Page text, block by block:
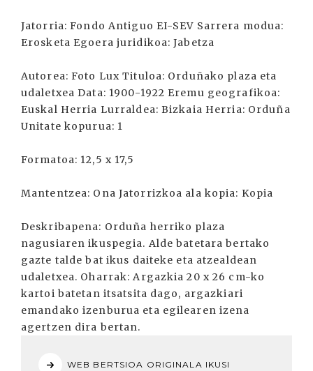
Jatorria: Fondo Antiguo EI-SEV Sarrera modua:
Erosketa Egoera juridikoa: Jabetza
Autorea: Foto Lux Tituloa: Orduñako plaza eta
udaletxea Data: 1900-1922 Eremu geografikoa:
Euskal Herria Lurraldea: Bizkaia Herria: Orduña
Unitate kopurua: 1
Formatoa: 12,5 x 17,5
Mantentzea: Ona Jatorrizkoa ala kopia: Kopia
Deskribapena: Orduña herriko plaza
nagusiaren ikuspegia. Alde batetara bertako
gazte talde bat ikus daiteke eta atzealdean
udaletxea. Oharrak: Argazkia 20 x 26 cm-ko
kartoi batetan itsatsita dago, argazkiari
emandako izenburua eta egilearen izena
agertzen dira bertan.
WEB BERTSIOA ORIGINALA IKUSI